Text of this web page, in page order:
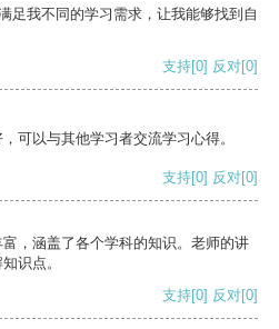
足我不同的学习需求，让我能够找到自
支持[0] 反对[0]
可以与其他学习者交流学习心得。
支持[0] 反对[0]
，涵盖了各个学科的知识。老师的讲
识点。
支持[0] 反对[0]